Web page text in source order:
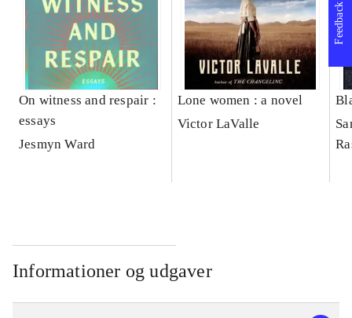
On witness and respair :
essays
Jesmyn Ward
Lone women : a novel
Victor LaValle
Informationer og udgaver
Feedback